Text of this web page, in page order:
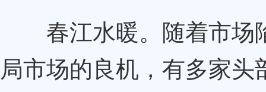
春江水暖。随着市场
局市场的良机，有多家